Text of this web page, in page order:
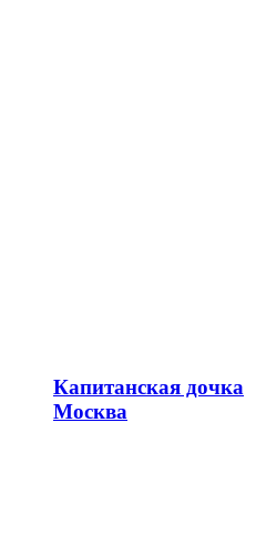
Капитанская дочка
Москва